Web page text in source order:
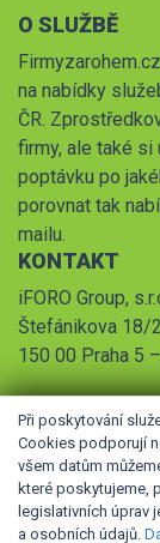
O SLUŽBĚ
na nabídky
ČR.
firmy, ale také si
poptávku po
porovnat tak
mailu.
KONTAKT
iFORO Group,
Štefánikova 18/
150 00 Praha 5
© 2026 iFORO
Při poskytování
Cookies podporují
všem datům
které poskytujeme,
legislativních úprav
a osobních údajů.